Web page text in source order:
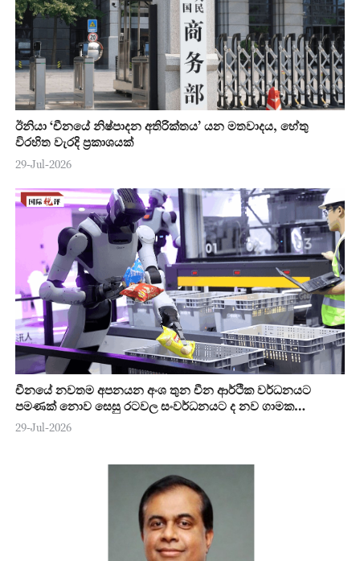
ඊනියා ‘චීනයේ නිෂ්පාදන අතිරික්තය’ යන මතවාදය, හේතු
විරහිත වැරදි ප්‍රකාශයක්
29-Jul-2026
චීනයේ නවතම අපනයන අංශ තුන චීන ආර්ථික වර්ධනයට
පමණක් නොව සෙසු රටවල සංවර්ධනයට ද නව ගාමක
ශක්තියක්
29-Jul-2026